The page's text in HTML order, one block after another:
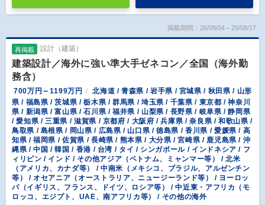
掲載期間：26/08/04～26/08/17
再掲載 設計（建築）
建築設計／海外に強い準大手ゼネコン／全国（海外勤
務含）
700万円～1199万円
北海道 / 青森県 / 岩手県 / 宮城県 / 秋田県 / 山形
県 / 福島県 / 茨城県 / 栃木県 / 群馬県 / 埼玉県 / 千葉県 / 東京都 / 神奈川
県 / 新潟県 / 富山県 / 石川県 / 福井県 / 山梨県 / 長野県 / 岐阜県 / 静岡県
/ 愛知県 / 三重県 / 滋賀県 / 京都府 / 大阪府 / 兵庫県 / 奈良県 / 和歌山県 /
鳥取県 / 島根県 / 岡山県 / 広島県 / 山口県 / 徳島県 / 香川県 / 愛媛県 / 高
知県 / 福岡県 / 佐賀県 / 長崎県 / 熊本県 / 大分県 / 宮崎県 / 鹿児島県 / 沖
縄県 / 中国 / 韓国 / 香港 / 台湾 / タイ / シンガポール / インドネシア / フ
ィリピン / インド / その他アジア（ベトナム、ミャンマー等） / 北米
（アメリカ、カナダ等） / 中南米（メキシコ、ブラジル、アルゼンチン
等） / オセアニア（オーストラリア、ニュージーランド等） / ヨーロッ
パ（イギリス、フランス、ドイツ、ロシア等） / 中近東・アフリカ（モ
ロッコ、エジプト、UAE、南アフリカ等） / その他の海外